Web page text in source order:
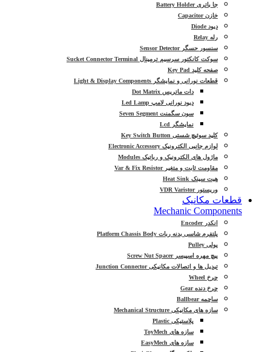
جا باتری Battery Holder
خازن Capacitor
دیود Diode
رله Relay
سنسور حسگر Sensor Detector
سوکت کانکتور سرسیم ترمینال Sucket Connector Terminal
صفحه کلید Key Pad
قطعات نورانی و نمایشگر Light & Display Components
دات ماتریس Dot Matrix
دیود نورانی لامپ Led Lamp
سون سگمنت Seven Segment
نمایشگر Lcd
کلید سوئیچ شستی Key Switch Button
لوازم جانبی الکترونیک Electronic Accessory
ماژول های الکترونیک و رباتیک Modules
مقاومت ثابت و متغیر Var & Fix Resistor
هیت سینک Heat Sink
وریستور VDR Varistor
قطعات مکانیک
Mechanic Components
انکدر Encoder
پلتفرم شاسی بدنه ربات Platform Chassis Body
پولی Pulley
پیچ مهره اسپیسر Screw Nut Spacer
تبدیل ها و اتصالات مکانیکی Junction Connector
چرخ Wheel
چرخ دنده Gear
ساچمه Ballbear
سازه های مکانیکی Mechanical Structure
پلاستیکی Plastic
سازه های ToyMech
سازه های EasyMech